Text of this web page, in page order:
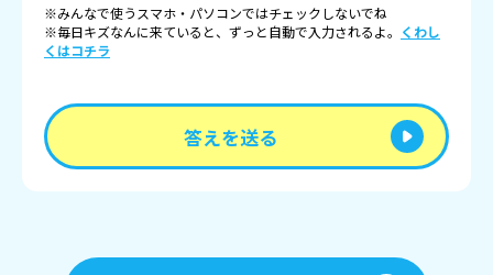
※みんなで使うスマホ・パソコンではチェックしないでね
※毎日キズなんに来ていると、ずっと自動で入力されるよ。 くわし
くはコチラ
答えを送る